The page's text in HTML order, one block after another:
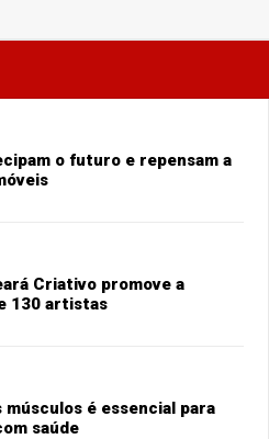
o futuro e repensam a
Criativo promove a
130 artistas
músculos é essencial para
saúde